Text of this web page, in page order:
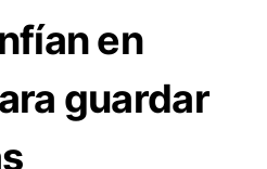
en
guardar